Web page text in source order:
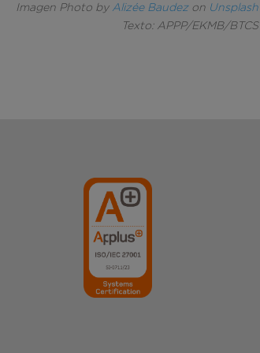
Imagen Photo by Alizée Baudezon Unsplash
Texto: APPP/EKMB/BTCS